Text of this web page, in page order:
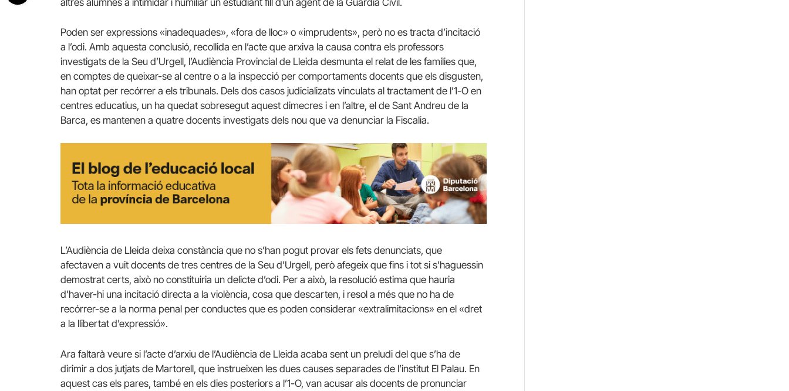
Poden ser expressions «inadequades», «fora de lloc» o «imprudents», però no es tracta d’incitació
a l’odi. Amb aquesta conclusió, recollida en l’acte que arxiva la causa contra els professors
investigats de la Seu d’Urgell, l’Audiència Provincial de Lleida desmunta el relat de les famílies que,
en comptes de queixar-se al centre o a la inspecció per comportaments docents que els disgusten,
han optat per recórrer a els tribunals. Dels dos casos judicializats vinculats al tractament de l’1-O en
centres educatius, un ha quedat sobresegut aquest dimecres i en l’altre, el de Sant Andreu de la
Barca, es mantenen a quatre docents investigats dels nou que va denunciar la Fiscalia.
L’Audiència de Lleida deixa constància que no s’han pogut provar els fets denunciats, que
afectaven a vuit docents de tres centres de la Seu d’Urgell, però afegeix que fins i tot si s’haguessin
demostrat certs, això no constituiria un delicte d’odi. Per a això, la resolució estima que hauria
d’haver-hi una incitació directa a la violència, cosa que descarten, i resol a més que no ha de
recórrer-se a la norma penal per conductes que es poden considerar «extralimitacions» en el «dret
a la llibertat d’expressió».
Ara faltarà veure si l’acte d’arxiu de l’Audiència de Lleida acaba sent un preludi del que s’ha de
dirimir a dos jutjats de Martorell, que instrueixen les dues causes separades de l’institut El Palau. En
aquest cas els pares, també en els dies posteriors a l’1-O, van acusar als docents de pronunciar